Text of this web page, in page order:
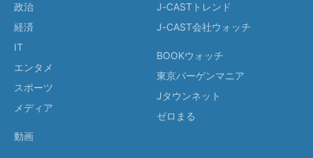
政治
経済
IT
エンタメ
スポーツ
メディア
動画
J-CASTトレンド
J-CAST会社ウォッチ
BOOKウォッチ
東京バーゲンマニア
Jタウンネット
ゼロまる